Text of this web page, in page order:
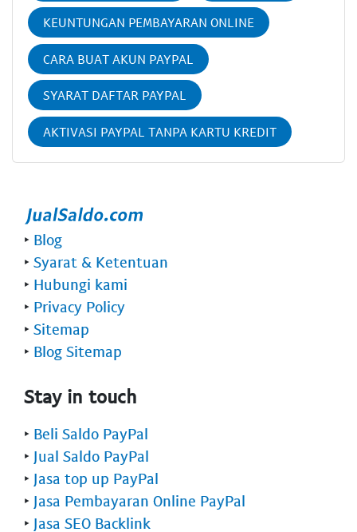
KEUNTUNGAN PEMBAYARAN ONLINE
CARA BUAT AKUN PAYPAL
SYARAT DAFTAR PAYPAL
AKTIVASI PAYPAL TANPA KARTU KREDIT
‣ Blog
‣ Syarat & Ketentuan
‣ Hubungi kami
‣ Privacy Policy
‣ Sitemap
‣ Blog Sitemap
Stay in touch
‣ Beli Saldo PayPal
‣ Jual Saldo PayPal
‣ Jasa top up PayPal
‣ Jasa Pembayaran Online PayPal
‣ Jasa SEO Backlink